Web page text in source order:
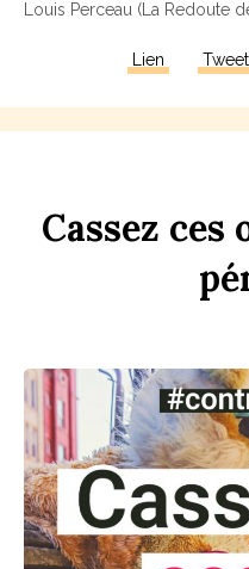
Louis Perceau (La Redoute
Lien
Cassez ces